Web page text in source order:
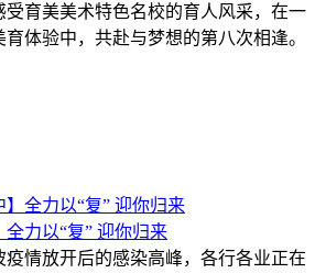
受育美美术特色名校的育人风采，在一
体验中，共赴与梦想的第八次相逢。
全力以“复” 迎你归来
情放开后的感染高峰，各行各业正在